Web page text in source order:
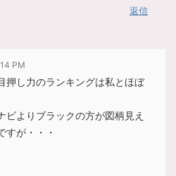
返信
PM
押し力のランキングは私とほぼ
ビよりブラックの方が図柄見え
すが・・・